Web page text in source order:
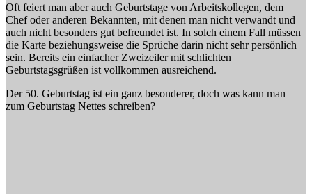
Oft feiert man aber auch Geburtstage von Arbeitskollegen, dem
Chef oder anderen Bekannten, mit denen man nicht verwandt und
auch nicht besonders gut befreundet ist. In solch einem Fall müssen
die Karte beziehungsweise die Sprüche darin nicht sehr persönlich
sein. Bereits ein einfacher Zweizeiler mit schlichten
Geburtstagsgrüßen ist vollkommen ausreichend.
Der 50. Geburtstag ist ein ganz besonderer, doch was kann man
zum Geburtstag Nettes schreiben?